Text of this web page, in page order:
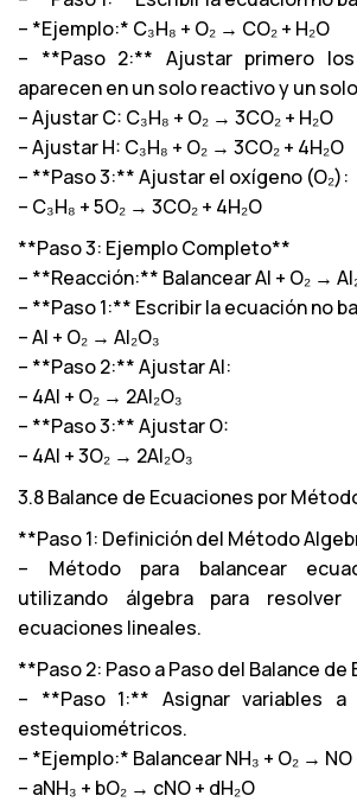
– *Ejemplo:* C₃H₈ + O₂ → CO₂ + H₂O
– **Paso 2:** Ajustar primero
aparecen en un solo reactivo y un
– Ajustar C: C₃H₈ + O₂ → 3CO₂ + H₂O
– Ajustar H: C₃H₈ + O₂ → 3CO₂ + 4H₂O
– **Paso 3:** Ajustar el oxígeno (O₂):
– C₃H₈ + 5O₂ → 3CO₂ + 4H₂O
**Paso 3: Ejemplo Completo**
– **Reacción:** Balancear Al + O₂ →
– **Paso 1:** Escribir la ecuación no
– Al + O₂ → Al₂O₃
– **Paso 2:** Ajustar Al:
– 4Al + O₂ → 2Al₂O₃
– **Paso 3:** Ajustar O:
– 4Al + 3O₂ → 2Al₂O₃
3.8 Balance de Ecuaciones por
**Paso 1: Definición del Método
– Método para balancear
utilizando álgebra para
ecuaciones lineales.
**Paso 2: Paso a Paso del Balance
– **Paso 1:** Asignar variables
estequiométricos.
– *Ejemplo:* Balancear NH₃ + O₂ → NO
– aNH₃ + bO₂ → cNO + dH₂O